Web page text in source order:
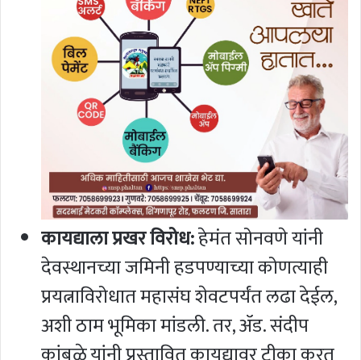
कायद्याला प्रखर विरोध:हेमंत सोनवणे यांनी
देवस्थानच्या जमिनी हडपण्याच्या कोणत्याही
प्रयत्नाविरोधात महासंघ शेवटपर्यंत लढा देईल,
अशी ठाम भूमिका मांडली. तर, ॲड. संदीप